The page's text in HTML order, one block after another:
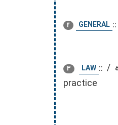
2 GENERAL ::
3 LAW ::
practice